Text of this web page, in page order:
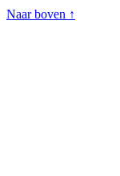
Naar boven ↑